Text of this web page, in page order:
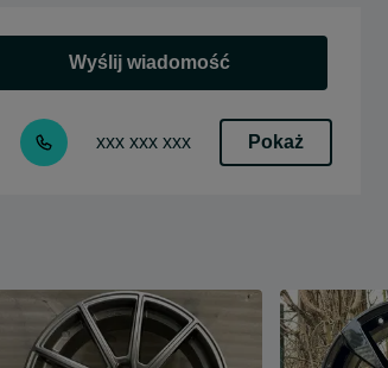
Wyślij wiadomość
xxx xxx xxx Pokaż